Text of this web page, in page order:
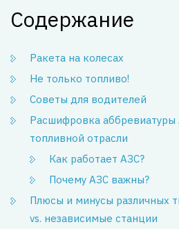
Содержание
Ракета на колесах
Не только топливо!
Советы для водителей
Расшифровка аббревиатуры
топливной отрасли
Как работает АЗС?
Почему АЗС важны?
Плюсы и минусы различных
vs. независимые станции